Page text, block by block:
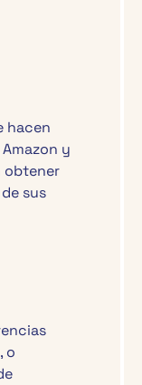
hacen
y
obtener
sus
o